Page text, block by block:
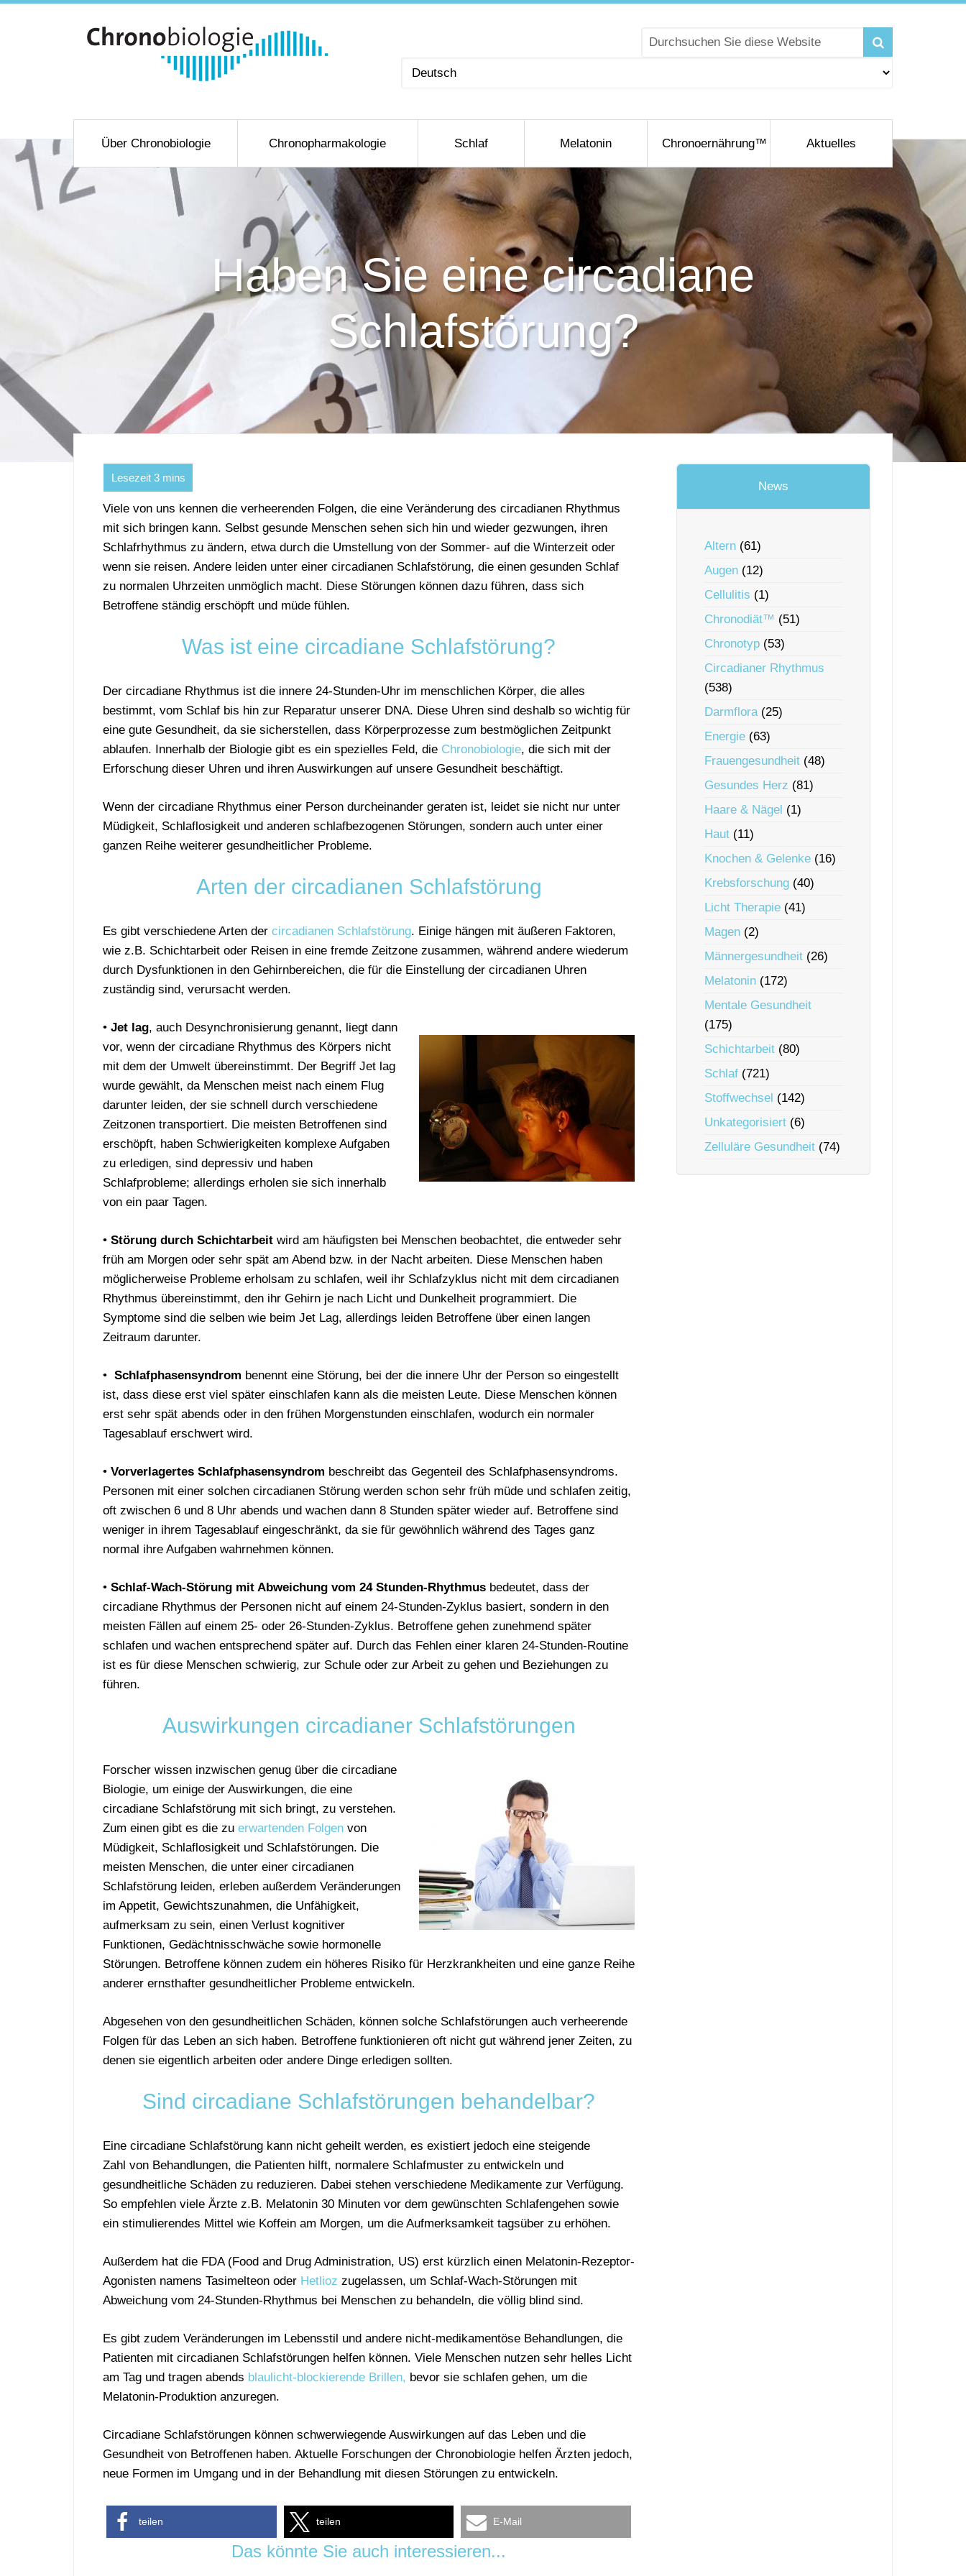
Sprache
Über Chronobiologie Chronopharmakologie Schlaf Melatonin Chronoernährung™ Aktuelles
Haben Sie eine circadiane
Schlafstörung?
Viele von uns kennen die verheerenden Folgen, die eine Veränderung des circadianen Rhythmus
mit sich bringen kann. Selbst gesunde Menschen sehen sich hin und wieder gezwungen, ihren
Schlafrhythmus zu ändern, etwa durch die Umstellung von der Sommer- auf die Winterzeit oder
wenn sie reisen. Andere leiden unter einer circadianen Schlafstörung, die einen gesunden Schlaf
zu normalen Uhrzeiten unmöglich macht. Diese Störungen können dazu führen, dass sich
Betroffene ständig erschöpft und müde fühlen.
Was ist eine circadiane Schlafstörung?
Der circadiane Rhythmus ist die innere 24-Stunden-Uhr im menschlichen Körper, die alles
bestimmt, vom Schlaf bis hin zur Reparatur unserer DNA. Diese Uhren sind deshalb so wichtig für
eine gute Gesundheit, da sie sicherstellen, dass Körperprozesse zum bestmöglichen Zeitpunkt
ablaufen. Innerhalb der Biologie gibt es ein spezielles Feld, die Chronobiologie, die sich mit der
Erforschung dieser Uhren und ihren Auswirkungen auf unsere Gesundheit beschäftigt.
Wenn der circadiane Rhythmus einer Person durcheinander geraten ist, leidet sie nicht nur unter
Müdigkeit, Schlaflosigkeit und anderen schlafbezogenen Störungen, sondern auch unter einer
ganzen Reihe weiterer gesundheitlicher Probleme.
Arten der circadianen Schlafstörung
Es gibt verschiedene Arten der circadianen Schlafstörung. Einige hängen mit äußeren Faktoren,
wie z.B. Schichtarbeit oder Reisen in eine fremde Zeitzone zusammen, während andere wiederum
durch Dysfunktionen in den Gehirnbereichen, die für die Einstellung der circadianen Uhren
zuständig sind, verursacht werden.
• Jet lag, auch Desynchronisierung genannt, liegt dann
vor, wenn der circadiane Rhythmus des Körpers nicht
mit dem der Umwelt übereinstimmt. Der Begriff Jet lag
wurde gewählt, da Menschen meist nach einem Flug
darunter leiden, der sie schnell durch verschiedene
Zeitzonen transportiert. Die meisten Betroffenen sind
erschöpft, haben Schwierigkeiten komplexe Aufgaben
zu erledigen, sind depressiv und haben
Schlafprobleme; allerdings erholen sie sich innerhalb
von ein paar Tagen.
• Störung durch Schichtarbeit wird am häufigsten bei Menschen beobachtet, die entweder sehr
früh am Morgen oder sehr spät am Abend bzw. in der Nacht arbeiten. Diese Menschen haben
möglicherweise Probleme erholsam zu schlafen, weil ihr Schlafzyklus nicht mit dem circadianen
Rhythmus übereinstimmt, den ihr Gehirn je nach Licht und Dunkelheit programmiert. Die
Symptome sind die selben wie beim Jet Lag, allerdings leiden Betroffene über einen langen
Zeitraum darunter.
• Schlafphasensyndrom benennt eine Störung, bei der die innere Uhr der Person so eingestellt
ist, dass diese erst viel später einschlafen kann als die meisten Leute. Diese Menschen können
erst sehr spät abends oder in den frühen Morgenstunden einschlafen, wodurch ein normaler
Tagesablauf erschwert wird.
• Vorverlagertes Schlafphasensyndrom beschreibt das Gegenteil des Schlafphasensyndroms.
Personen mit einer solchen circadianen Störung werden schon sehr früh müde und schlafen zeitig,
oft zwischen 6 und 8 Uhr abends und wachen dann 8 Stunden später wieder auf. Betroffene sind
weniger in ihrem Tagesablauf eingeschränkt, da sie für gewöhnlich während des Tages ganz
normal ihre Aufgaben wahrnehmen können.
• Schlaf-Wach-Störung mit Abweichung vom 24 Stunden-Rhythmus bedeutet, dass der
circadiane Rhythmus der Personen nicht auf einem 24-Stunden-Zyklus basiert, sondern in den
meisten Fällen auf einem 25- oder 26-Stunden-Zyklus. Betroffene gehen zunehmend später
schlafen und wachen entsprechend später auf. Durch das Fehlen einer klaren 24-Stunden-Routine
ist es für diese Menschen schwierig, zur Schule oder zur Arbeit zu gehen und Beziehungen zu
führen.
Auswirkungen circadianer Schlafstörungen
Forscher wissen inzwischen genug über die circadiane
Biologie, um einige der Auswirkungen, die eine
circadiane Schlafstörung mit sich bringt, zu verstehen.
Zum einen gibt es die zu erwartenden Folgen von
Müdigkeit, Schlaflosigkeit und Schlafstörungen. Die
meisten Menschen, die unter einer circadianen
Schlafstörung leiden, erleben außerdem Veränderungen
im Appetit, Gewichtszunahmen, die Unfähigkeit,
aufmerksam zu sein, einen Verlust kognitiver
Funktionen, Gedächtnisschwäche sowie hormonelle
Störungen. Betroffene können zudem ein höheres Risiko für Herzkrankheiten und eine ganze Reihe
anderer ernsthafter gesundheitlicher Probleme entwickeln.
Abgesehen von den gesundheitlichen Schäden, können solche Schlafstörungen auch verheerende
Folgen für das Leben an sich haben. Betroffene funktionieren oft nicht gut während jener Zeiten, zu
denen sie eigentlich arbeiten oder andere Dinge erledigen sollten.
Sind circadiane Schlafstörungen behandelbar?
Eine circadiane Schlafstörung kann nicht geheilt werden, es existiert jedoch eine steigende
Zahl von Behandlungen, die Patienten hilft, normalere Schlafmuster zu entwickeln und
gesundheitliche Schäden zu reduzieren. Dabei stehen verschiedene Medikamente zur Verfügung.
So empfehlen viele Ärzte z.B. Melatonin 30 Minuten vor dem gewünschten Schlafengehen sowie
ein stimulierendes Mittel wie Koffein am Morgen, um die Aufmerksamkeit tagsüber zu erhöhen.
Außerdem hat die FDA (Food and Drug Administration, US) erst kürzlich einen Melatonin-Rezeptor-
Agonisten namens Tasimelteon oder Hetlioz zugelassen, um Schlaf-Wach-Störungen mit
Abweichung vom 24-Stunden-Rhythmus bei Menschen zu behandeln, die völlig blind sind.
Es gibt zudem Veränderungen im Lebensstil und andere nicht-medikamentöse Behandlungen, die
Patienten mit circadianen Schlafstörungen helfen können. Viele Menschen nutzen sehr helles Licht
am Tag und tragen abends blaulicht-blockierende Brillen, bevor sie schlafen gehen, um die
Melatonin-Produktion anzuregen.
Circadiane Schlafstörungen können schwerwiegende Auswirkungen auf das Leben und die
Gesundheit von Betroffenen haben. Aktuelle Forschungen der Chronobiologie helfen Ärzten jedoch,
neue Formen im Umgang und in der Behandlung mit diesen Störungen zu entwickeln.
teilen teilen E-Mail
Das könnte Sie auch interessieren...
News
Altern (61)
Augen (12)
Cellulitis (1)
Chronodiät™ (51)
Chronotyp (53)
Circadianer Rhythmus
(538)
Darmflora(25)
Energie (63)
Frauengesundheit (48)
Gesundes Herz (81)
Haare & Nägel (1)
Haut (11)
Knochen & Gelenke (16)
Krebsforschung (40)
Licht Therapie (41)
Magen (2)
Männergesundheit (26)
Melatonin (172)
Mentale Gesundheit
(175)
Schichtarbeit (80)
Schlaf (721)
Stoffwechsel (142)
Unkategorisiert (6)
Zelluläre Gesundheit (74)